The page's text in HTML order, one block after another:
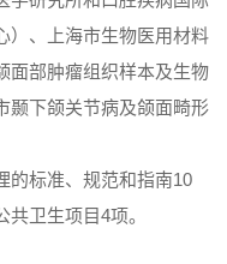
）、上海市生物医用材料
面部肿瘤组织样本及生物
颞下颌关节病及颌面畸形
的标准、规范和指南10
卫生项目4项。